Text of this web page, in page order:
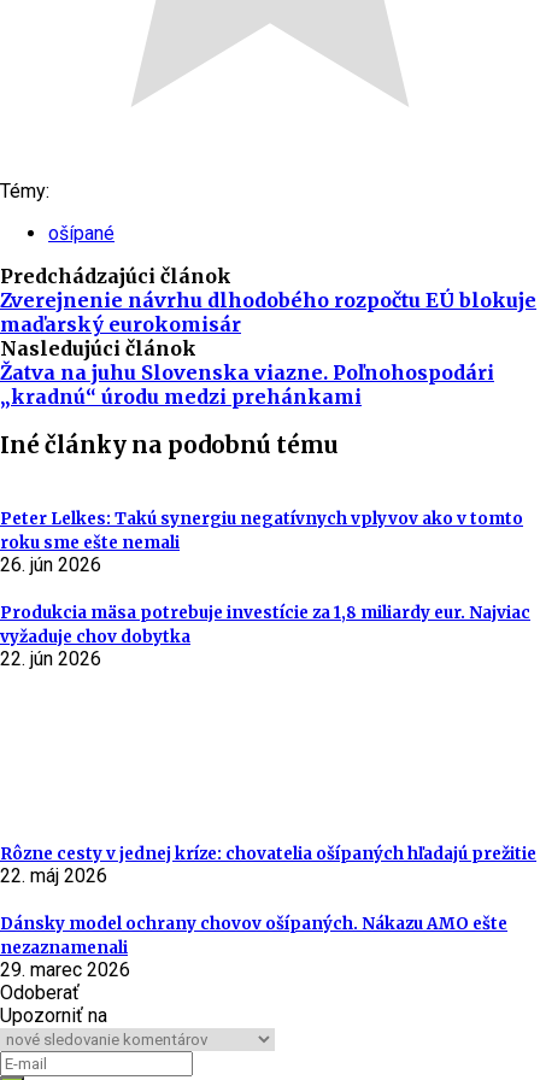
Témy:
ošípané
Predchádzajúci článok
Zverejnenie návrhu dlhodobého rozpočtu EÚ blokuje
maďarský eurokomisár
Nasledujúci článok
Žatva na juhu Slovenska viazne. Poľnohospodári
„kradnú“ úrodu medzi prehánkami
Iné články na podobnú tému
Peter Lelkes: Takú synergiu negatívnych vplyvov ako v tomto
roku sme ešte nemali
26. jún 2026
Produkcia mäsa potrebuje investície za 1,8 miliardy eur. Najviac
vyžaduje chov dobytka
22. jún 2026
Rôzne cesty v jednej kríze: chovatelia ošípaných hľadajú prežitie
22. máj 2026
Dánsky model ochrany chovov ošípaných. Nákazu AMO ešte
nezaznamenali
29. marec 2026
Odoberať
Upozorniť na